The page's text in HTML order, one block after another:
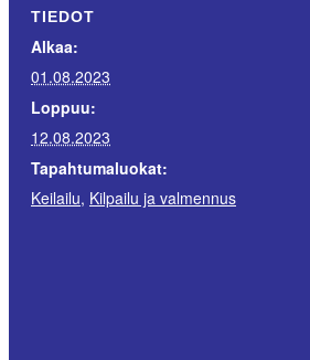
TIEDOT
Alkaa:
01.08.2023
Loppuu:
12.08.2023
Tapahtumaluokat:
Keilailu, Kilpailu ja valmennus